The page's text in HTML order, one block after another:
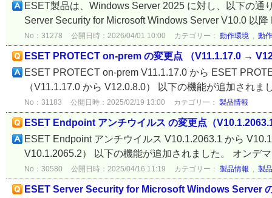
ESET製品は、Windows Server 2025 に対し、以下の
Server Security for Microsoft Windows Server V10.0 以
No：31278 公開日時：2026/04/01 10:00 カテゴリー： 動作環境 , 動
ESET PROTECT on-prem の変更点 （V11.1.17.0 →
ESET PROTECT on-prem V11.1.17.0 から ESET
（V11.1.17.0 から V12.0.8.0） 以下の機能が追加され
No：31183 公開日時：2025/02/19 13:00 カテゴリー： 製品情報
ESET Endpoint アンチウイルス の変更点（
ESET Endpoint アンチウイルス V10.1.2063.1 から
V10.1.2065.2） 以下の機能が追加されました。 オンデ
No：30580 公開日時：2025/04/16 11:19 カテゴリー： 製品情報 , 製
ESET Server Security for Microsoft Windows Server